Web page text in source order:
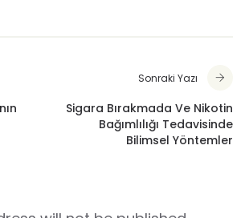
Sonraki Yazı
Sigara Bırakmada Ve Nikotin
Bağımlılığı Tedavisinde
Bilimsel Yöntemler